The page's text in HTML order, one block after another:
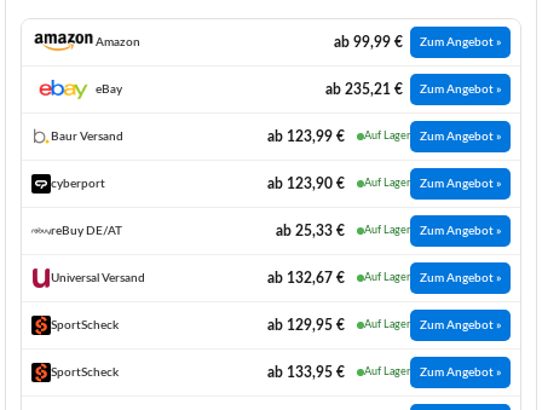
Amazon ab 99,99 € Zum Angebot »
eBay ab 235,21 € Zum Angebot »
Baur Versand ab 123,99 € Auf Lager Zum Angebot »
cyberport ab 123,90 € Auf Lager Zum Angebot »
reBuy DE/AT ab 25,33 € Auf Lager Zum Angebot »
Universal Versand ab 132,67 € Auf Lager Zum Angebot »
SportScheck ab 129,95 € Auf Lager Zum Angebot »
SportScheck ab 133,95 € Auf Lager Zum Angebot »